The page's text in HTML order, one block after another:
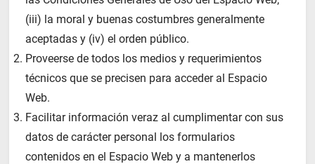
(iii) la moral y buenas costumbres generalmente
aceptadas y (iv) el orden público.
Proveerse de todos los medios y requerimientos
técnicos que se precisen para acceder al Espacio
Web.
Facilitar información veraz al cumplimentar con sus
datos de carácter personal los formularios
contenidos en el Espacio Web y a mantenerlos